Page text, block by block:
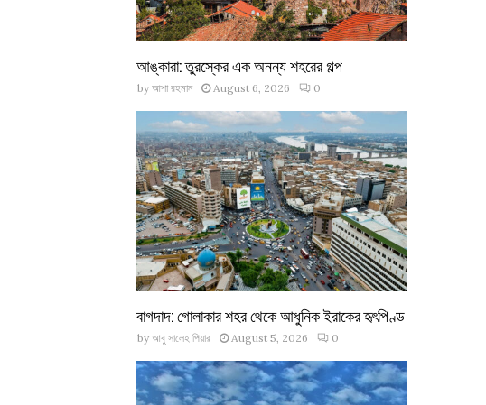
আঙ্কারা: তুরস্কের এক অনন্য শহরের গল্প
by আশা রহমান August 6, 2026 0
বাগদাদ: গোলাকার শহর থেকে আধুনিক ইরাকের হৃৎপিণ্ড
by আবু সালেহ পিয়ার August 5, 2026 0